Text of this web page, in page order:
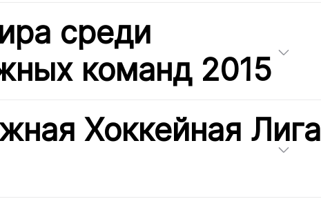
среди
команд 2015
Хоккейная Лига